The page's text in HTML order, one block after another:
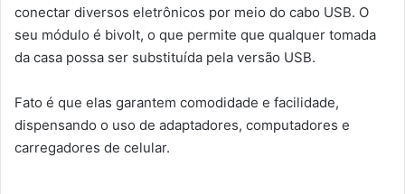
conectar diversos eletrônicos por meio do cabo USB. O
seu módulo é bivolt, o que permite que qualquer tomada
da casa possa ser substituída pela versão USB.
Fato é que elas garantem comodidade e facilidade,
dispensando o uso de adaptadores, computadores e
carregadores de celular.